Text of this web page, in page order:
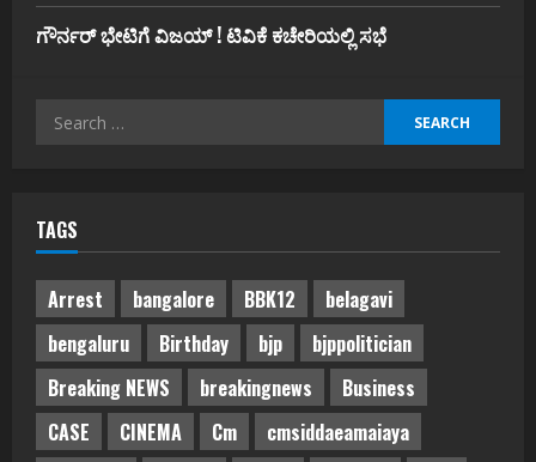
ಗೌರ್ನರ್‌ ಭೇಟಿಗೆ ವಿಜಯ್‌ ! ಟಿವಿಕೆ ಕಚೇರಿಯಲ್ಲಿ ಸಭೆ
Search
TAGS
Arrest bangalore BBK12
belagavi
bengaluru
Birthday bjp
bjppolitician
Breaking NEWS
breakingnews
Business
CASE
CINEMA Cm
cmsiddaeamaiaya